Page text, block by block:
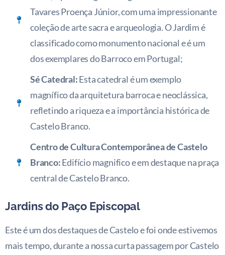
Tavares Proença Júnior, com uma impressionante
coleção de arte sacra e arqueologia. O Jardim é
classificado como monumento nacional e é um
dos exemplares do Barroco em Portugal;
Sé Catedral:Esta catedral é um exemplo
magnífico da arquitetura barroca e neoclássica,
refletindo a riqueza e a importância histórica de
Castelo Branco.
Centro de Cultura Contemporânea de Castelo
Branco:Edifício magnifico e em destaque na praça
central de Castelo Branco.
Jardins do Paço Episcopal
Este é um dos destaques de Castelo e foi onde estivemos
mais tempo, durante a nossa curta passagem por Castelo